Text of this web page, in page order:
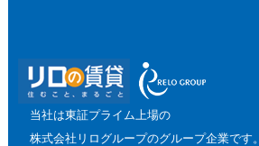
当社は東証プライム上場の
株式会社リログループのグループ企業です。